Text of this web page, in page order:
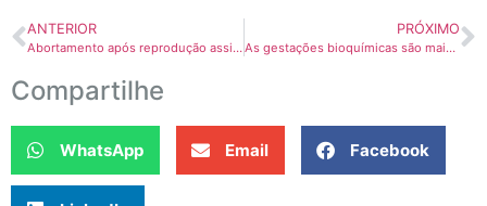
ANTERIOR
Abortamento após reprodução assistida
PRÓXIMO
As gestações bioquímicas são mais frequentes em mulheres com endometriose?
Compartilhe
WhatsApp Email Facebook